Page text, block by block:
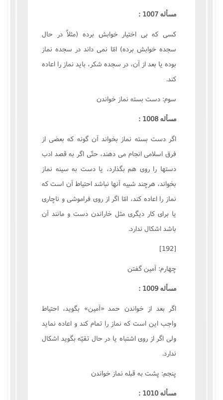
مسأله 1007 :
کسى که بى اختيار خوابش برده (مثلاً در حال
سجده خوابش برده) امّا نمى داند در سجده نماز
بوده يا بعد از آن، در سجده شکر، بايد نماز را اعاده
کند.
سوم: دست بسته نماز خواندن
مسأله 1008 :
اگر دست بسته نماز بخواند آن گونه که بعضى از
فرق اسلامى انجام مى دهند، حتّى اگر به قصد ادب
دستها را روى هم بگذارد، يا دست به سينه نماز
بخواند، هرچند شبيه آنها نباشد احتياط آن است که
نماز را اعاده کند، امّا اگر از روى فراموشى و ناچارى
يا براى کار ديگرى مثل خاراندن دست و مانند آن
باشد اشکال ندارد.
[192]
چهارم: آمين گفتن
مسأله 1009 :
اگر بعد از خواندن حمد «آمين» بگويد، احتياط
واجب اين است که نماز را تمام کند و اعاده نمايد
ولى اگر از روى اشتباه يا در حال تقيّه بگويد اشکال
ندارد.
پنجم: پشت به قبله نماز خواندن
مسأله 1010 :